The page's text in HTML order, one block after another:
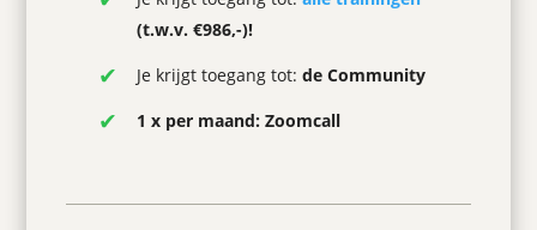
(t.w.v. €986,-)!
Je krijgt toegang tot: de Community
1 x per maand: Zoomcall